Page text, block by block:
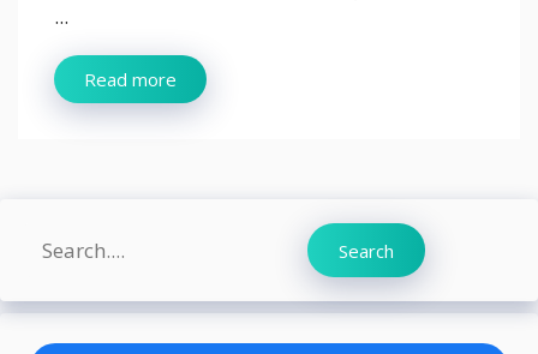
...
Read more
Search Search